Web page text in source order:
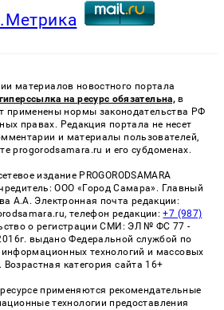
материалов новостного портала
гиперссылка на ресурс обязательна, в
применены нормы законодательства РФ
правах. Редакция портала не несет
и материалы пользователей,
progorodsamara.ru и его субдоменах.
издание PROGORODSAMARA
ООО «Город Самара». Главный
А.А. Электронная почта редакции:
телефон редакции:+7 (987)
о регистрации СМИ: ЭЛ № ФС 77 -
выдано Федеральной службой по
информационных технологий и массовых
категория сайта 16+
применяются рекомендательные
технологии предоставления